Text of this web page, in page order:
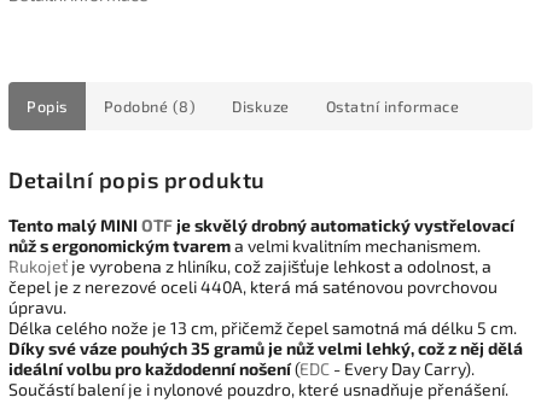
Popis Podobné (8) Diskuze Ostatní informace
Detailní popis produktu
Tento malý MINIOTF je skvělý drobný automatický vystřelovací
nůž s ergonomickým tvarema velmi kvalitním mechanismem.
Rukojeť je vyrobena z hliníku, což zajišťuje lehkost a odolnost, a
čepel je z nerezové oceli 440A, která má saténovou povrchovou
úpravu.
Délka celého nože je 13 cm, přičemž čepel samotná má délku 5 cm.
Díky své váze pouhých 35 gramů je nůž velmi lehký, což z něj dělá
ideální volbu pro každodenní nošení(EDC - Every Day Carry).
Součástí balení je i nylonové pouzdro, které usnadňuje přenášení.